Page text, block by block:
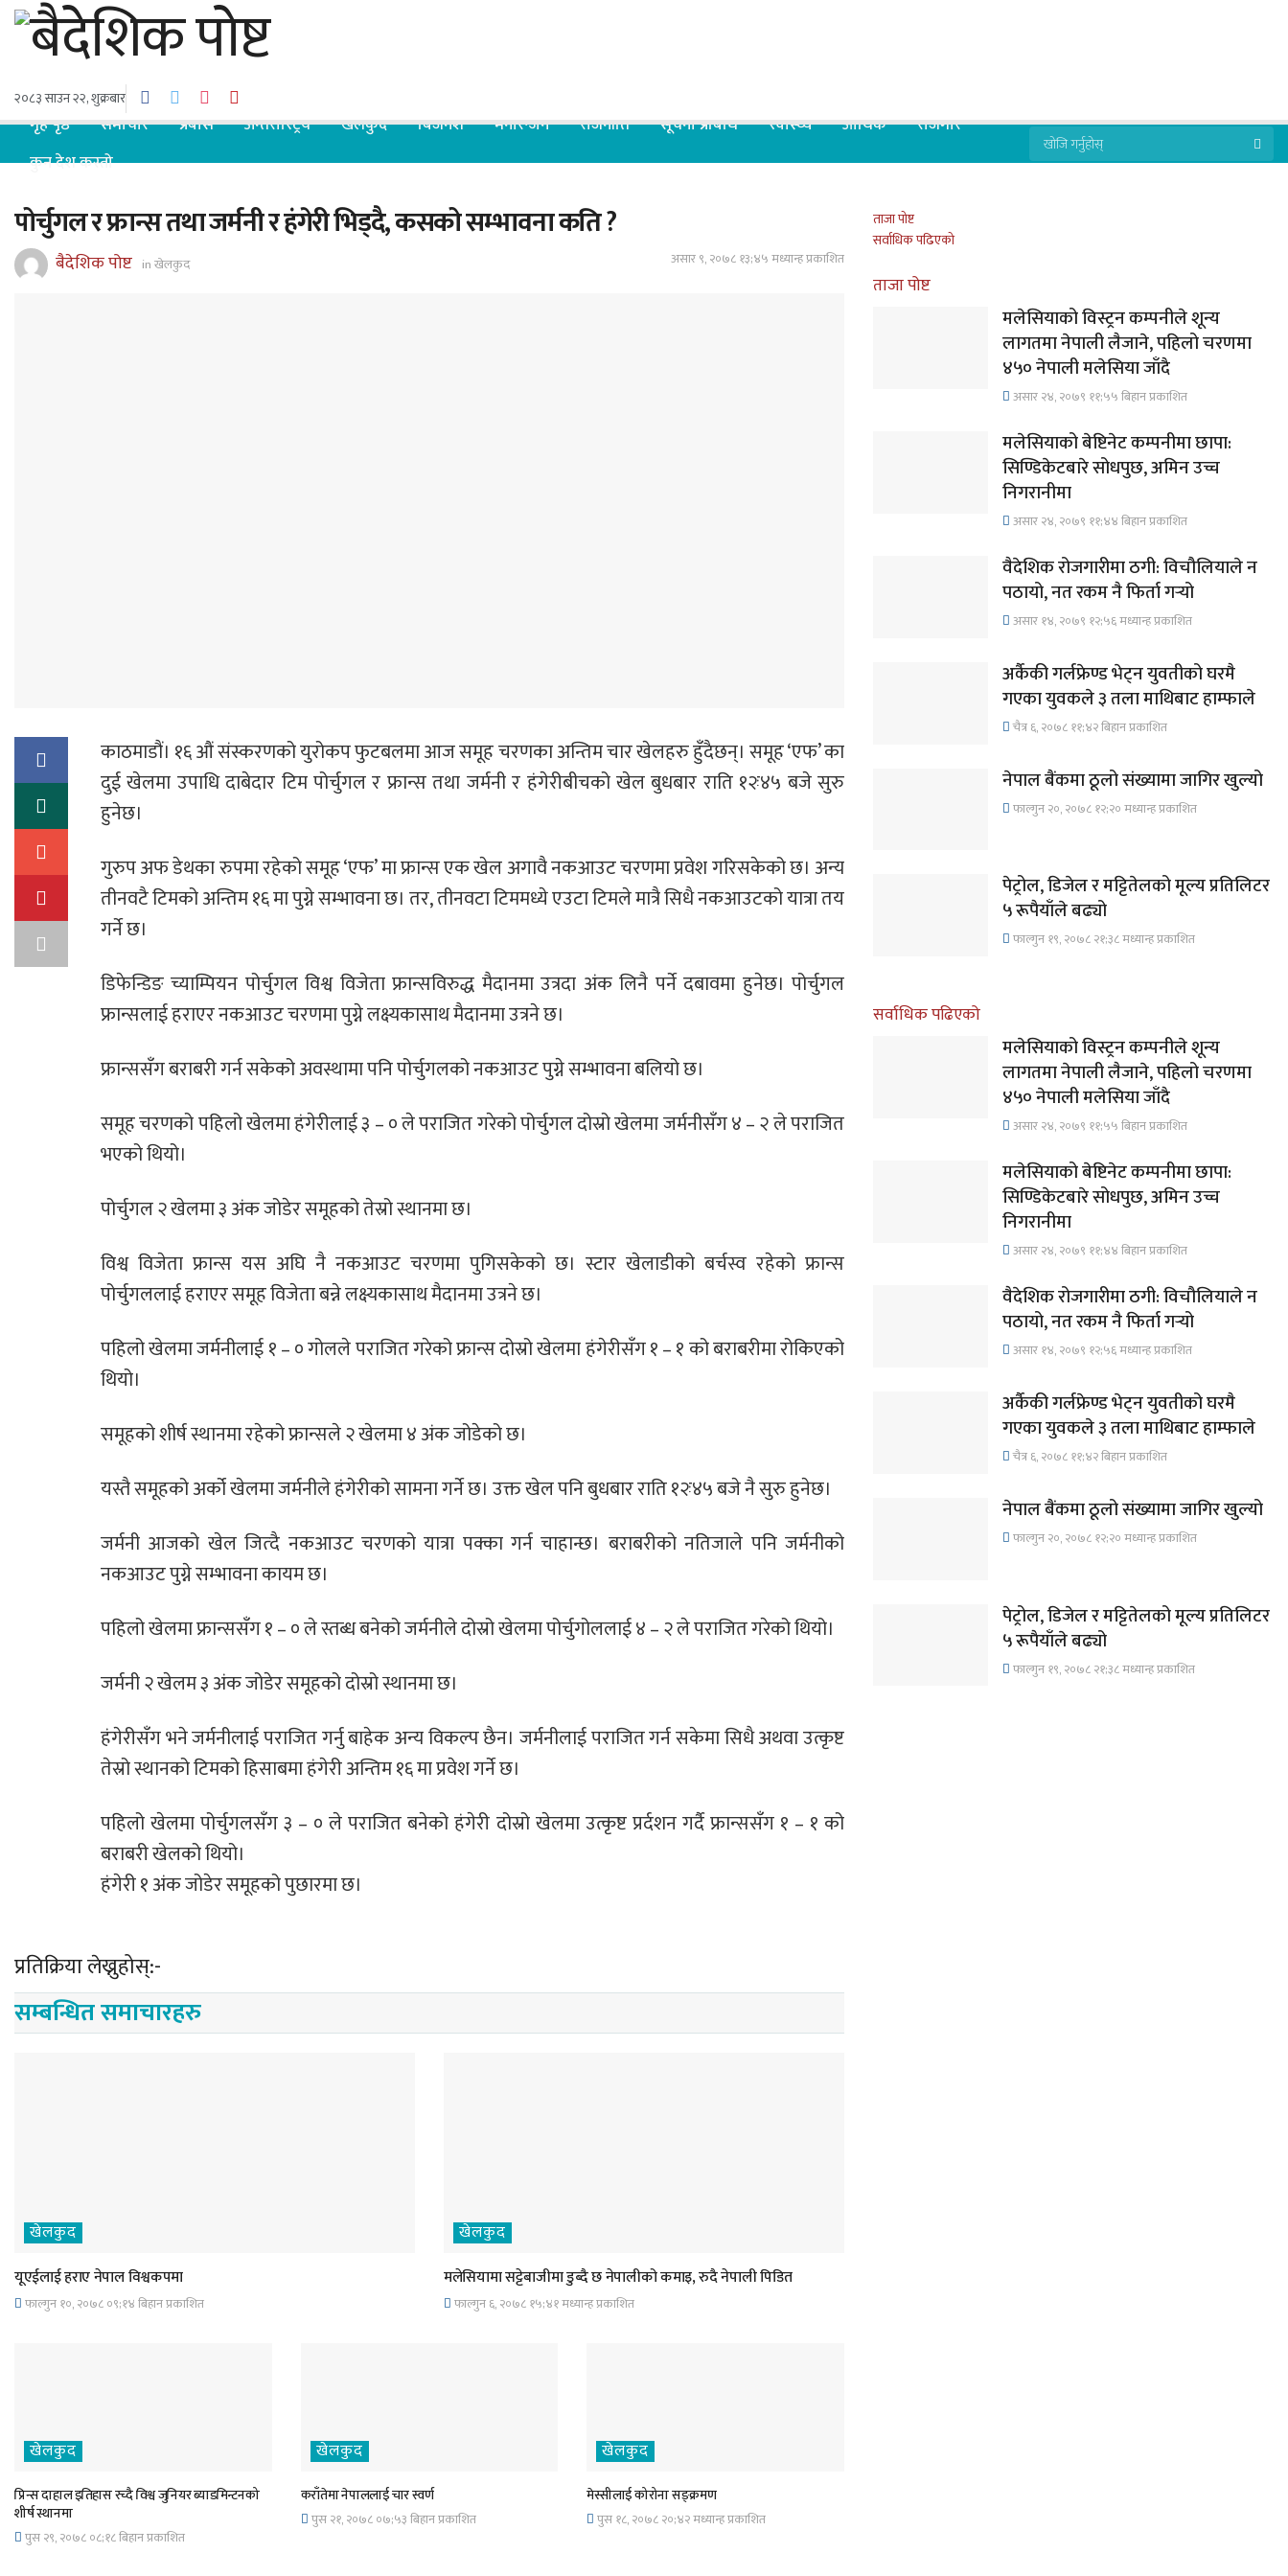
२०८३ साउन २२, शुक्रबार
गृह पृष्ठ समाचार प्रबास अन्तरास्ट्रिय खेलकुद बिजनेश मनोरन्जन राजनीति सूचना प्रबिधि स्वास्थ्य आर्थिक
रोजगार
कुन देश कस्तो
पोर्चुगल र फ्रान्स तथा जर्मनी र हंगेरी भिड्दै, कसको सम्भावना कति ?
बैदेशिक पोष्ट inखेलकुद असार ९, २०७८ १३;४५ मध्यान्ह प्रकाशित
काठमाडौं। १६ औं संस्करणको युरोकप फुटबलमा आज समूह चरणका अन्तिम चार खेलहरु हुँदैछन्। समूह ‘एफ’ का
दुई खेलमा उपाधि दाबेदार टिम पोर्चुगल र फ्रान्स तथा जर्मनी र हंगेरीबीचको खेल बुधबार राति १२ः४५ बजे सुरु
हुनेछ।
गुरुप अफ डेथका रुपमा रहेको समूह ‘एफ’ मा फ्रान्स एक खेल अगावै नकआउट चरणमा प्रवेश गरिसकेको छ। अन्य
तीनवटै टिमको अन्तिम १६ मा पुग्ने सम्भावना छ। तर, तीनवटा टिममध्ये एउटा टिमले मात्रै सिधै नकआउटको यात्रा तय
गर्ने छ।
डिफेन्डिङ च्याम्पियन पोर्चुगल विश्व विजेता फ्रान्सविरुद्ध मैदानमा उत्रदा अंक लिनै पर्ने दबावमा हुनेछ। पोर्चुगल
फ्रान्सलाई हराएर नकआउट चरणमा पुग्ने लक्ष्यकासाथ मैदानमा उत्रने छ।
फ्रान्ससँग बराबरी गर्न सकेको अवस्थामा पनि पोर्चुगलको नकआउट पुग्ने सम्भावना बलियो छ।
समूह चरणको पहिलो खेलमा हंगेरीलाई ३ – ० ले पराजित गरेको पोर्चुगल दोस्रो खेलमा जर्मनीसँग ४ – २ ले पराजित
भएको थियो।
पोर्चुगल २ खेलमा ३ अंक जोडेर समूहको तेस्रो स्थानमा छ।
विश्व विजेता फ्रान्स यस अघि नै नकआउट चरणमा पुगिसकेको छ। स्टार खेलाडीको बर्चस्व रहेको फ्रान्स
पोर्चुगललाई हराएर समूह विजेता बन्ने लक्ष्यकासाथ मैदानमा उत्रने छ।
पहिलो खेलमा जर्मनीलाई १ – ० गोलले पराजित गरेको फ्रान्स दोस्रो खेलमा हंगेरीसँग १ – १ को बराबरीमा रोकिएको
थियो।
समूहको शीर्ष स्थानमा रहेको फ्रान्सले २ खेलमा ४ अंक जोडेको छ।
यस्तै समूहको अर्को खेलमा जर्मनीले हंगेरीको सामना गर्ने छ। उक्त खेल पनि बुधबार राति १२ः४५ बजे नै सुरु हुनेछ।
जर्मनी आजको खेल जित्दै नकआउट चरणको यात्रा पक्का गर्न चाहान्छ। बराबरीको नतिजाले पनि जर्मनीको
नकआउट पुग्ने सम्भावना कायम छ।
पहिलो खेलमा फ्रान्ससँग १ – ० ले स्तब्ध बनेको जर्मनीले दोस्रो खेलमा पोर्चुगोललाई ४ – २ ले पराजित गरेको थियो।
जर्मनी २ खेलम ३ अंक जोडेर समूहको दोस्रो स्थानमा छ।
हंगेरीसँग भने जर्मनीलाई पराजित गर्नु बाहेक अन्य विकल्प छैन। जर्मनीलाई पराजित गर्न सकेमा सिधै अथवा उत्कृष्ट
तेस्रो स्थानको टिमको हिसाबमा हंगेरी अन्तिम १६ मा प्रवेश गर्ने छ।
पहिलो खेलमा पोर्चुगलसँग ३ – ० ले पराजित बनेको हंगेरी दोस्रो खेलमा उत्कृष्ट प्रर्दशन गर्दै फ्रान्ससँग १ – १ को
बराबरी खेलको थियो।
हंगेरी १ अंक जोडेर समूहको पुछारमा छ।
प्रतिक्रिया लेख्नुहोस्:-
सम्बन्धित समाचारहरु
खेलकुद
यूएईलाई हराए नेपाल विश्वकपमा
फाल्गुन १०, २०७८ ०९;१४ बिहान प्रकाशित
खेलकुद
मलेसियामा सट्टेबाजीमा डुब्दै छ नेपालीको कमाइ, रुदै नेपाली पिडित
फाल्गुन ६, २०७८ १५;४१ मध्यान्ह प्रकाशित
खेलकुद
प्रिन्स दाहाल इतिहास रच्दै विश्व जुनियर ब्याडमिन्टनको
शीर्ष स्थानमा
पुस २९, २०७८ ०८;१८ बिहान प्रकाशित
खेलकुद
कराँतेमा नेपाललाई चार स्वर्ण
पुस २१, २०७८ ०७;५३ बिहान प्रकाशित
खेलकुद
मेस्सीलाई कोरोना सङ्क्रमण
पुस १८, २०७८ २०;४२ मध्यान्ह प्रकाशित
ताजा पोष्ट
सर्वाधिक पढिएको
ताजा पोष्ट
मलेसियाको विस्ट्रन कम्पनीले शून्य
लागतमा नेपाली लैजाने, पहिलो चरणमा
४५० नेपाली मलेसिया जाँदै
असार २४, २०७९ ११;५५ बिहान प्रकाशित
मलेसियाको बेष्टिनेट कम्पनीमा छापा:
सिण्डिकेटबारे सोधपुछ, अमिन उच्च
निगरानीमा
असार २४, २०७९ ११;४४ बिहान प्रकाशित
वैदेशिक रोजगारीमा ठगी: विचौलियाले न
पठायो, नत रकम नै फिर्ता गर्‍यो
असार १४, २०७९ १२;५६ मध्यान्ह प्रकाशित
अर्कैकी गर्लफ्रेण्ड भेट्न युवतीको घरमै
गएका युवकले ३ तला माथिबाट हाम्फाले
चैत्र ६, २०७८ ११;४२ बिहान प्रकाशित
नेपाल बैंकमा ठूलो संख्यामा जागिर खुल्यो
फाल्गुन २०, २०७८ १२;२० मध्यान्ह प्रकाशित
पेट्रोल, डिजेल र मट्टितेलको मूल्य प्रतिलिटर
५ रूपैयाँले बढ्यो
फाल्गुन १९, २०७८ २१;३८ मध्यान्ह प्रकाशित
सर्वाधिक पढिएको
मलेसियाको विस्ट्रन कम्पनीले शून्य
लागतमा नेपाली लैजाने, पहिलो चरणमा
४५० नेपाली मलेसिया जाँदै
असार २४, २०७९ ११;५५ बिहान प्रकाशित
मलेसियाको बेष्टिनेट कम्पनीमा छापा:
सिण्डिकेटबारे सोधपुछ, अमिन उच्च
निगरानीमा
असार २४, २०७९ ११;४४ बिहान प्रकाशित
वैदेशिक रोजगारीमा ठगी: विचौलियाले न
पठायो, नत रकम नै फिर्ता गर्‍यो
असार १४, २०७९ १२;५६ मध्यान्ह प्रकाशित
अर्कैकी गर्लफ्रेण्ड भेट्न युवतीको घरमै
गएका युवकले ३ तला माथिबाट हाम्फाले
चैत्र ६, २०७८ ११;४२ बिहान प्रकाशित
नेपाल बैंकमा ठूलो संख्यामा जागिर खुल्यो
फाल्गुन २०, २०७८ १२;२० मध्यान्ह प्रकाशित
पेट्रोल, डिजेल र मट्टितेलको मूल्य प्रतिलिटर
५ रूपैयाँले बढ्यो
फाल्गुन १९, २०७८ २१;३८ मध्यान्ह प्रकाशित